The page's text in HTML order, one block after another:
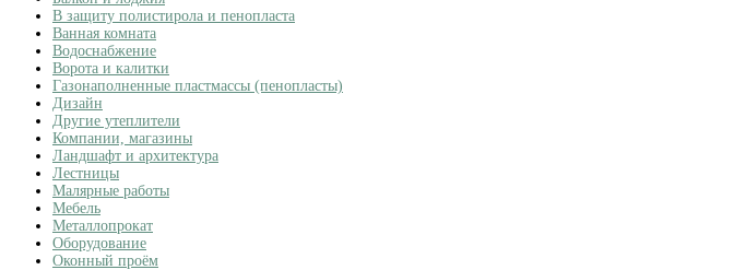
В защиту полистирола и пенопласта
Ванная комната
Водоснабжение
Ворота и калитки
Газонаполненные пластмассы (пенопласты)
Дизайн
Другие утеплители
Компании, магазины
Ландшафт и архитектура
Лестницы
Малярные работы
Мебель
Металлопрокат
Оборудование
Оконный проём